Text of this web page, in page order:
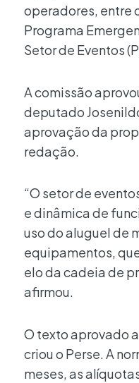
operadores, entre
Programa
Setor de Eventos
A comissão
deputado
aprovação da
redação.
“O setor de
e dinâmica de
uso do aluguel de
equipamentos,
elo da cadeia de
afirmou.
O texto aprovado
criou o Perse. A
meses, as